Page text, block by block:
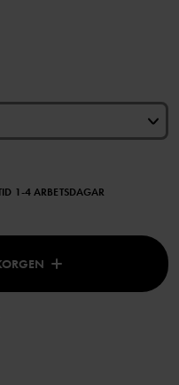
1-4 ARBETSDAGAR